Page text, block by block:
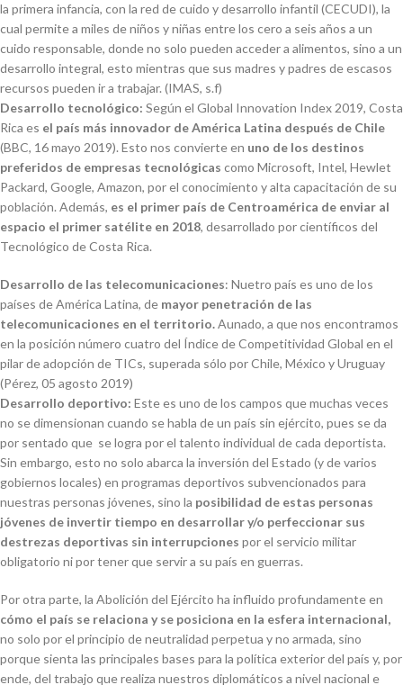
la primera infancia, con la red de cuido y desarrollo infantil (CECUDI), la
cual permite a miles de niños y niñas entre los cero a seis años a un
cuido responsable, donde no solo pueden acceder a alimentos, sino a un
desarrollo integral, esto mientras que sus madres y padres de escasos
recursos pueden ir a trabajar. (IMAS, s.f)
Desarrollo tecnológico: Según el Global Innovation Index 2019, Costa
Rica es el país más innovador de América Latina después de Chile
(BBC, 16 mayo 2019). Esto nos convierte en uno de los destinos
preferidos de empresas tecnológicas como Microsoft, Intel, Hewlet
Packard, Google, Amazon, por el conocimiento y alta capacitación de su
población. Además, es el primer país de Centroamérica de enviar al
espacio el primer satélite en 2018, desarrollado por científicos del
Tecnológico de Costa Rica.
Desarrollo de las telecomunicaciones: Nuetro país es uno de los
países de América Latina, de mayor penetración de las
telecomunicaciones en el territorio.Aunado, a que nos encontramos
en la posición número cuatro del Índice de Competitividad Global en el
pilar de adopción de TICs, superada sólo por Chile, México y Uruguay
(Pérez, 05 agosto 2019)
Desarrollo deportivo: Este es uno de los campos que muchas veces
no se dimensionan cuando se habla de un país sin ejército, pues se da
por sentado que se logra por el talento individual de cada deportista.
Sin embargo, esto no solo abarca la inversión del Estado (y de varios
gobiernos locales) en programas deportivos subvencionados para
nuestras personas jóvenes, sino la posibilidad de estas personas
jóvenes de invertir tiempo en desarrollar y/o perfeccionar sus
destrezas deportivas sin interrupciones por el servicio militar
obligatorio ni por tener que servir a su país en guerras.
Por otra parte, la Abolición del Ejército ha influido profundamente en
cómo el país se relaciona y se posiciona en la esfera internacional,
no solo por el principio de neutralidad perpetua y no armada, sino
porque sienta las principales bases para la política exterior del país y, por
ende, del trabajo que realiza nuestros diplomáticos a nivel nacional e